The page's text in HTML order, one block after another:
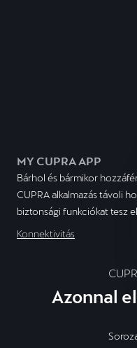
MY CUPRA APP
Bárhol és bármikor
CUPRA alkalmazás távoli
biztonsági funkciókat tesz
Konnektivitás
Azonnal